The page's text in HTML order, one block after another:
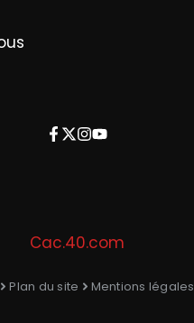
Cac.40.com
Plan du site Mentions légales